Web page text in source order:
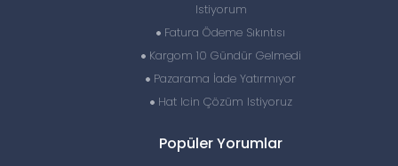
Istiyorum
Fatura Ödeme Sıkıntısı
Kargom 10 Gündür Gelmedi
Pazarama İade Yatırmıyor
Hat Icin Çözüm Istiyoruz
Popüler Yorumlar